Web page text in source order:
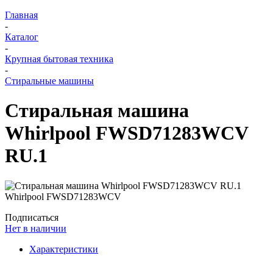
Главная
-
Каталог
-
Крупная бытовая техника
-
Стиральные машины
Стиральная машина
Whirlpool FWSD71283WCV
RU.1
Подписаться
Нет в наличии
Характеристики